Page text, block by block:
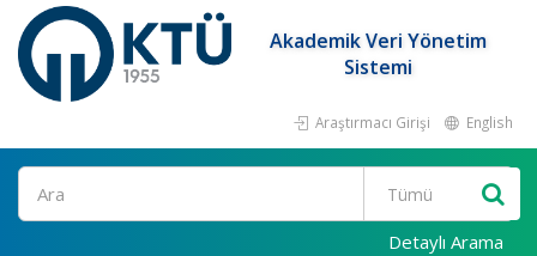
Akademik Veri Yönetim
Sistemi
Araştırmacı Girişi English
Ara
Detaylı Arama